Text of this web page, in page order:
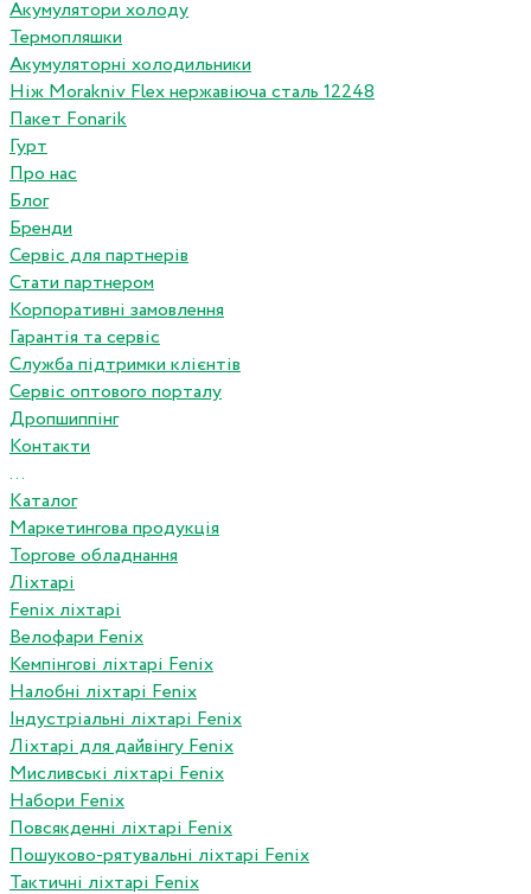
Акумулятори холоду
Термопляшки
Акумуляторні холодильники
Ніж Morakniv Flex нержавіюча сталь 12248
Пакет Fonarik
Гурт
Про нас
Блог
Бренди
Сервіс для партнерів
Стати партнером
Корпоративні замовлення
Гарантія та сервіс
Служба підтримки клієнтів
Сервіс оптового порталу
Дропшиппінг
Контакти
...
Каталог
Маркетингова продукція
Торгове обладнання
Ліхтарі
Fenix ліхтарі
Велофари Fenix
Кемпінгові ліхтарі Fenix
Налобні ліхтарі Fenix
Індустріальні ліхтарі Fenix
Ліхтарі для дайвінгу Fenix
Мисливські ліхтарі Fenix
Набори Fenix
Повсякденні ліхтарі Fenix
Пошуково-рятувальні ліхтарі Fenix
Тактичні ліхтарі Fenix